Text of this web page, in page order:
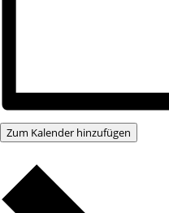
Zum Kalender hinzufügen